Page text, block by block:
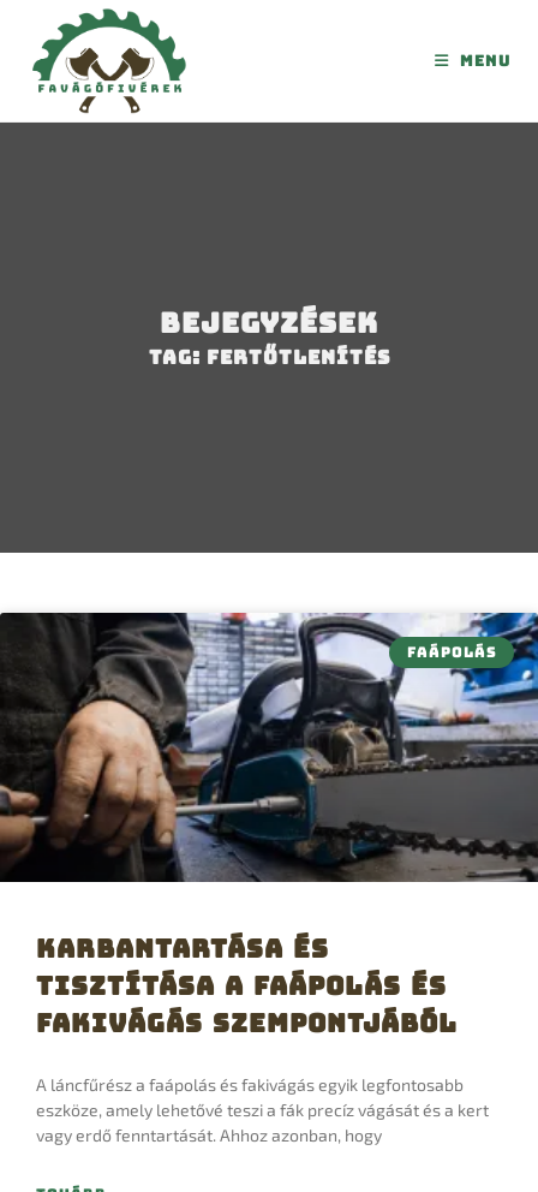
Menu
Bejegyzések
Tag: fertőtlenítés
FAÁPOLÁS
Karbantartása és
tisztítása a faápolás és
fakivágás szempontjából
A láncfűrész a faápolás és fakivágás egyik legfontosabb
eszköze, amely lehetővé teszi a fák precíz vágását és a kert
vagy erdő fenntartását. Ahhoz azonban, hogy